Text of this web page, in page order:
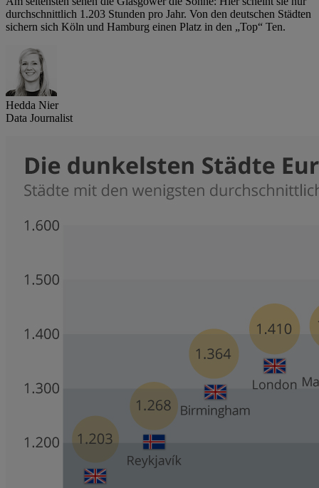
durchschnittlich 1.203 Stunden pro Jahr. Von den deutschen Städten
sichern sich Köln und Hamburg einen Platz in den „Top“ Ten.
Hedda Nier
Data Journalist